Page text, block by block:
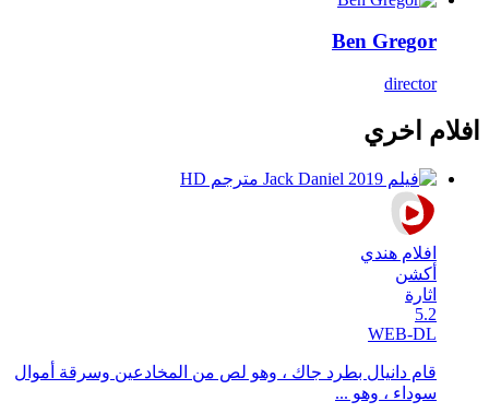
Ben Gregor
director
افلام اخري
افلام هندي
أكشن
اثارة
5.2
WEB-DL
قام دانيال بطرد جاك ، وهو لص من المخادعين وسرقة أموال
سوداء ، وهو ...